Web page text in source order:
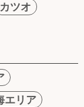
カツオ
エリア